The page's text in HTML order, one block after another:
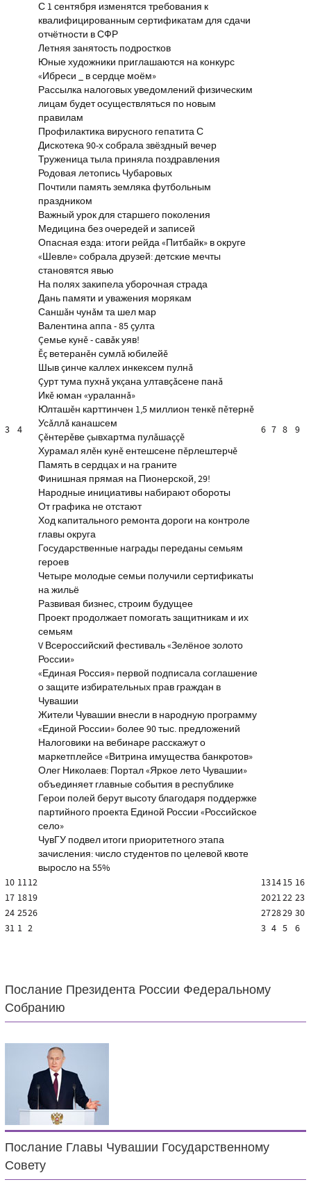
3 4
С 1 сентября изменятся требования к
квалифицированным сертификатам для сдачи
отчётности в СФР
Летняя занятость подростков
Юные художники приглашаются на конкурс
«Ибреси _ в сердце моём»
Рассылка налоговых уведомлений физическим
лицам будет осуществляться по новым
правилам
Профилактика вирусного гепатита С
Дискотека 90-х собрала звёздный вечер
Труженица тыла приняла поздравления
Родовая летопись Чубаровых
Почтили память земляка футбольным
праздником
Важный урок для старшего поколения
Медицина без очередей и записей
Опасная езда: итоги рейда «Питбайк» в округе
«Шевле» собрала друзей: детские мечты
становятся явью
На полях закипела уборочная страда
Дань памяти и уважения морякам
Саншăн чунăм та шел мар
Валентина аппа - 85 çулта
Çемье кунĕ - савăк уяв!
Ĕç ветеранĕн сумлă юбилейĕ
Шыв çинче каллех инкексем пулнă
Çурт тума пухнă укçана ултавçăсене панă
Икĕ юман «ураланнă»
Юлташĕн карттинчен 1,5 миллион тенкĕ пĕтернĕ
Усăллă канашсем
Çĕнтерĕве çывхартма пулăшаççĕ
Хурамал ялĕн кунĕ ентешсене пĕрлештерчĕ
Память в сердцах и на граните
Финишная прямая на Пионерской, 29!
Народные инициативы набирают обороты
От графика не отстают
Ход капитального ремонта дороги на контроле
главы округа
Государственные награды переданы семьям
героев
Четыре молодые семьи получили сертификаты
на жильё
Развивая бизнес, строим будущее
Проект продолжает помогать защитникам и их
семьям
V Всероссийский фестиваль «Зелёное золото
России»
«Единая Россия» первой подписала соглашение
о защите избирательных прав граждан в
Чувашии
Жители Чувашии внесли в народную программу
«Единой России» более 90 тыс. предложений
Налоговики на вебинаре расскажут о
маркетплейсе «Витрина имущества банкротов»
Олег Николаев: Портал «Яркое лето Чувашии»
объединяет главные события в республике
Герои полей берут высоту благодаря поддержке
партийного проекта Единой России «Российское
село»
ЧувГУ подвел итоги приоритетного этапа
зачисления: число студентов по целевой квоте
выросло на 55%
6 7 8 9
10 1112 131415 16
17 1819 202122 23
24 2526 272829 30
31 1 2 3 4 5 6
Послание Президента России Федеральному
Собранию
Послание Главы Чувашии Государственному
Совету